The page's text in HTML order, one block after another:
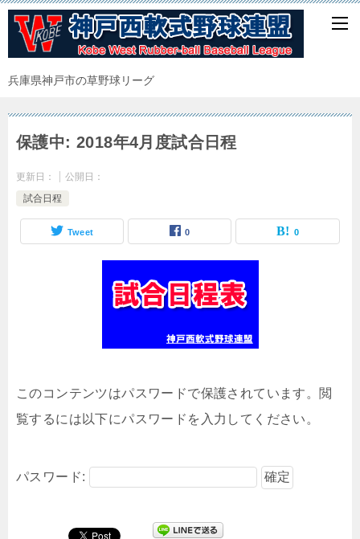
兵庫県神戸市の草野球リーグ
保護中: 2018年4月度試合日程
更新日：
公開日：
試合日程
Tweet 0 0
このコンテンツはパスワードで保護されています。閲
覧するには以下にパスワードを入力してください。
パスワード: